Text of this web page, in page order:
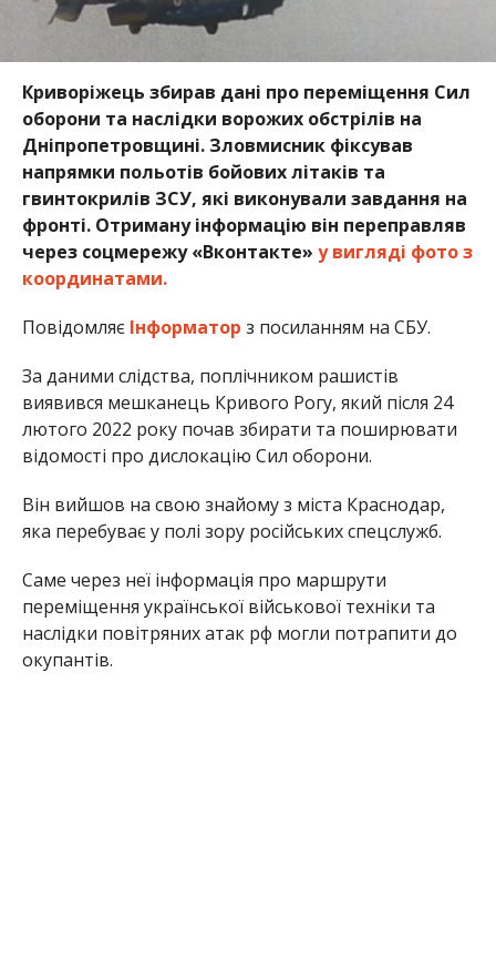
Криворіжець збирав дані про переміщення Сил
оборони та наслідки ворожих обстрілів на
Дніпропетровщині. Зловмисник фіксував
напрямки польотів бойових літаків та
гвинтокрилів ЗСУ, які виконували завдання на
фронті. Отриману інформацію він переправляв
через соцмережу «Вконтакте» у вигляді фото з
координатами.
Повідомляє Інформатор з посиланням на СБУ.
За даними слідства, поплічником рашистів
виявився мешканець Кривого Рогу, який після 24
лютого 2022 року почав збирати та поширювати
відомості про дислокацію Сил оборони.
Він вийшов на свою знайому з міста Краснодар,
яка перебуває у полі зору російських спецслужб.
Саме через неї інформація про маршрути
переміщення української військової техніки та
наслідки повітряних атак рф могли потрапити до
окупантів.